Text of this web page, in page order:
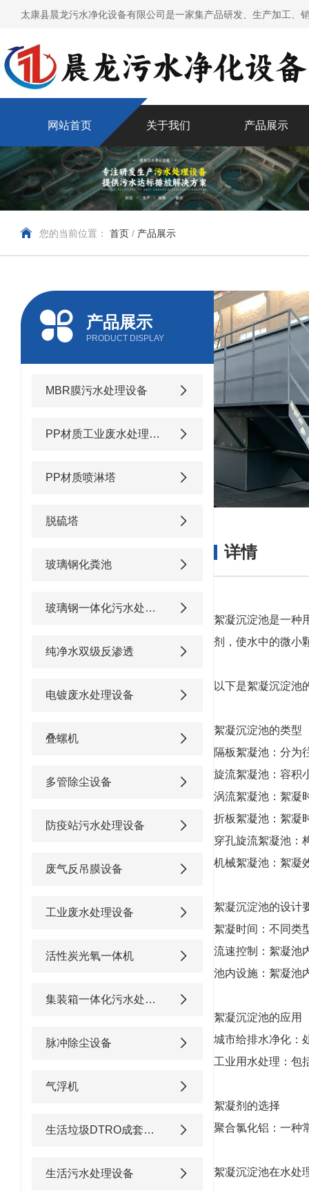
太康县晨龙污水净化设备有限公司是一家集产品研发、生产加工
网站首页 关于我们 产品展示
您的当前位置： 首页 / 产品展示
产品展示
PRODUCT DISPLAY
MBR膜污水处理设备
PP材质工业废水处理设备
PP材质喷淋塔
脱硫塔
玻璃钢化粪池
玻璃钢一体化污水处理设备
纯净水双级反渗透
电镀废水处理设备
叠螺机
多管除尘设备
防疫站污水处理设备
废气反吊膜设备
工业废水处理设备
活性炭光氧一体机
集装箱一体化污水处理设备
脉冲除尘设备
气浮机
生活垃圾DTRO成套渗滤液处理设备
生活污水处理设备
详情
絮凝沉淀池是一种
剂，使水中的微小
以下是絮凝沉淀池
絮凝沉淀池的类型
隔板絮凝池：分为
旋流絮凝池：容积
涡流絮凝池：絮凝
折板絮凝池：絮凝
穿孔旋流絮凝池：
机械絮凝池：絮凝
絮凝沉淀池的设计
絮凝时间：不同类
流速控制：絮凝池
池内设施：絮凝池
絮凝沉淀池的应用
城市给排水净化：
工业用水处理：包
絮凝剂的选择
聚合氯化铝：一种
絮凝沉淀池在水处